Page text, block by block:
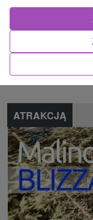
Chočské vrchy,
Znalazłeś błąd lub
Zgłoś błąd
ATRAKCJĄ